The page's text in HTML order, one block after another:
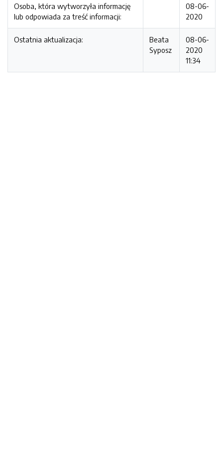
Osoba, która wytworzyła informację
lub odpowiada za treść informacji:
08-06-
2020
Ostatnia aktualizacja:
Beata
Syposz
08-06-
2020
11:34